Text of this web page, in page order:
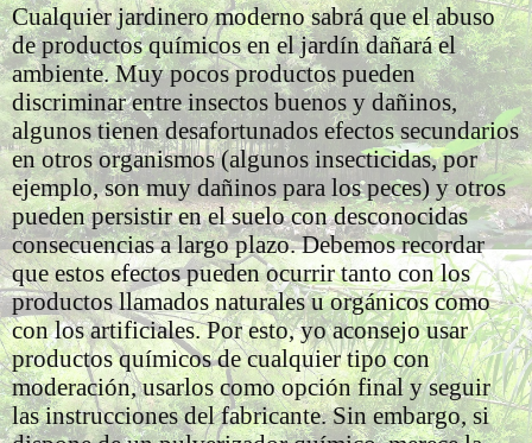
Cualquier jardinero moderno sabrá que el abuso
de productos químicos en el jardín dañará el
ambiente. Muy pocos productos pueden
discriminar entre insectos buenos y dañinos,
algunos tienen desafortunados efectos secundarios
en otros organismos (algunos insecticidas, por
ejemplo, son muy dañinos para los peces) y otros
pueden persistir en el suelo con desconocidas
consecuencias a largo plazo. Debemos recordar
que estos efectos pueden ocurrir tanto con los
productos llamados naturales u orgánicos como
con los artificiales. Por esto, yo aconsejo usar
productos químicos de cualquier tipo con
moderación, usarlos como opción final y seguir
las instrucciones del fabricante. Sin embargo, si